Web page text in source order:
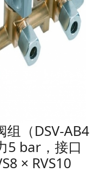
组（DSV-AB4
5 bar，接口
× RVS10